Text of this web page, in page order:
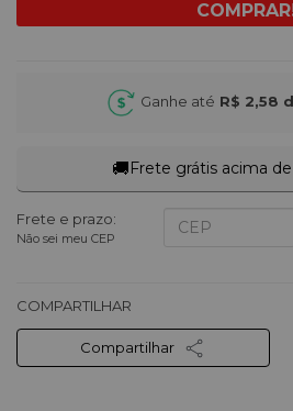
Ganhe até R$ 2,58
🚚Frete grátis acima de
Frete e prazo:
Não sei meu CEP
COMPARTILHAR
Compartilhar